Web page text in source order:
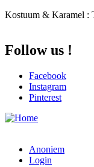
Overslaan en naar de
Kostuum & Karamel :
Follow us !
Facebook
Instagram
Pinterest
Anoniem
Login